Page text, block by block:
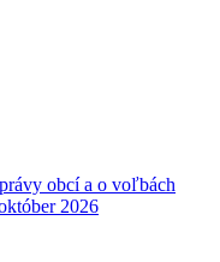
obcí a o voľbách
2026